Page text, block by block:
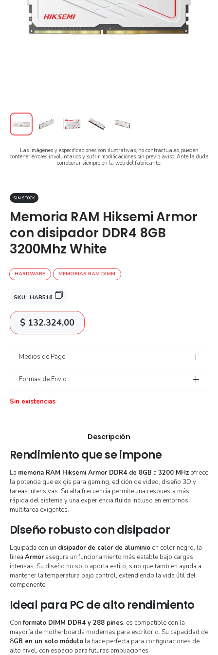
Las imágenes y especificaciones son ilustrativas, no contractuales, pueden
contener errores involuntarios y sufrir modificaciones sin previo aviso. Ante la duda
corroborar siempre en la web del fabricante.
SIN STOCK
Memoria RAM Hiksemi Armor
con disipador DDR4 8GB
3200Mhz White
HARDWARE MEMORIAS RAM DIMM
SKU: HAR516
$132.324,00
Medios de Pago
Formas de Envio
Sin existencias
Descripción
Rendimiento que se impone
La memoria RAM Hiksemi Armor DDR4 de 8GB a 3200 MHzofrece
la potencia que exigís para gaming, edición de video, diseño 3D y
tareas intensivas. Su alta frecuencia permite una respuesta más
rápida del sistema y una experiencia fluida incluso en entornos
multitarea exigentes.
Diseño robusto con disipador
Equipada con un disipador de calor de aluminioen color negro, la
línea Armorasegura un funcionamiento más estable bajo cargas
intensas. Su diseño no solo aporta estilo, sino que también ayuda a
mantener la temperatura bajo control, extendiendo la vida útil del
componente.
Ideal para PC de alto rendimiento
Conformato DIMM DDR4 y 288 pines, es compatible con la
mayoría de motherboards modernas para escritorio. Su capacidad de
8GB en un solo módulola hace perfecta para configuraciones de
alto nivel, con espacio para futuras ampliaciones.